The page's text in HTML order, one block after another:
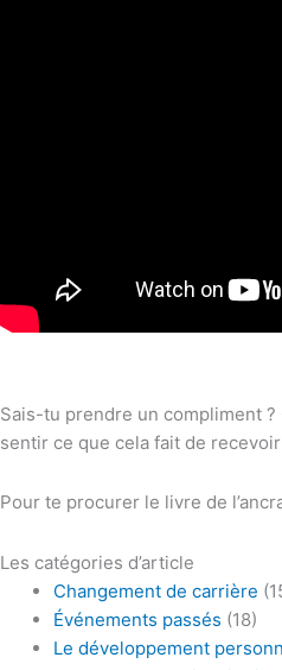
Sais-tu prendre un compliment
sentir ce que cela fait de
Pour te procurer le livre de
Les catégories d’article
Changement de carrière
Événements passés (18)
Le développement